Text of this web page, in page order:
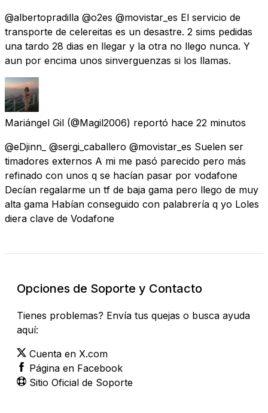
@albertopradilla @o2es @movistar_es El servicio de
transporte de celereitas es un desastre. 2 sims pedidas
una tardo 28 dias en llegar y la otra no llego nunca. Y
aun por encima unos sinverguenzas si los llamas.
Mariángel Gil (@Magil2006) reportó hace 22 minutos
@eDjinn_ @sergi_caballero @movistar_es Suelen ser
timadores externos A mi me pasó parecido pero más
refinado con unos q se hacían pasar por vodafone
Decían regalarme un tf de baja gama pero llego de muy
alta gama Habían conseguido con palabrería q yo Loles
diera clave de Vodafone
Opciones de Soporte y Contacto
Tienes problemas? Envía tus quejas o busca ayuda
aquí:
Cuenta en X.com
Página en Facebook
Sitio Oficial de Soporte